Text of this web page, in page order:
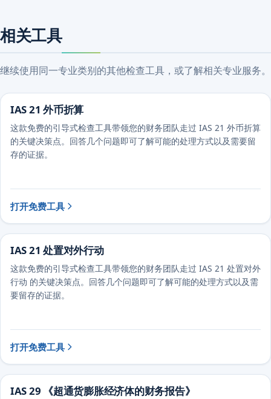
相关工具
继续使用同一专业类别的其他检查工具，或了解相关专业服务。
IAS 21 外币折算
这款免费的引导式检查工具带领您的财务团队走过 IAS 21 外币折算
的关键决策点。回答几个问题即可了解可能的处理方式以及需要留
存的证据。
打开免费工具
IAS 21 处置对外行动
这款免费的引导式检查工具带领您的财务团队走过 IAS 21 处置对外
行动 的关键决策点。回答几个问题即可了解可能的处理方式以及需
要留存的证据。
打开免费工具
IAS 29 《超通货膨胀经济体的财务报告》